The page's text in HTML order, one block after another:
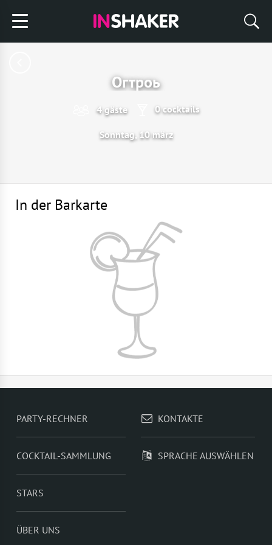
Огтроь
4 gäste 0 cocktails
Sonntag, 10 märz
In der Barkarte
PARTY-RECHNER
COCKTAIL-SAMMLUNG
STARS
ÜBER UNS
KONTAKTE
SPRACHE AUSWÄHLEN